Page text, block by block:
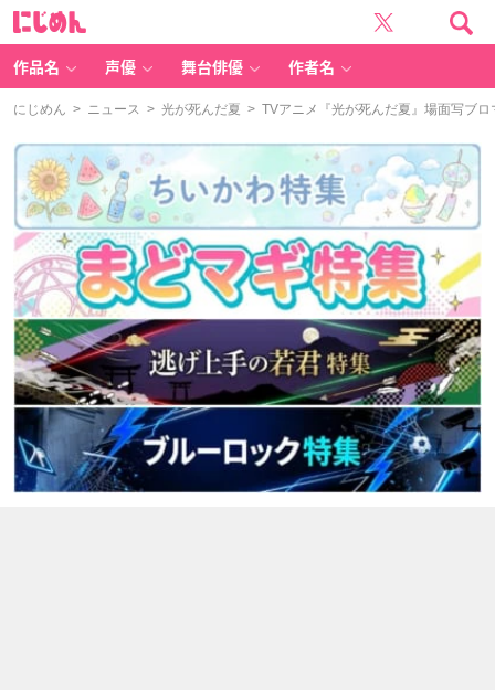
作品名 声優 舞台俳優 作者名
にじめん > ニュース > 光が死んだ夏 > TVアニメ『光が死んだ夏』場面写ブ